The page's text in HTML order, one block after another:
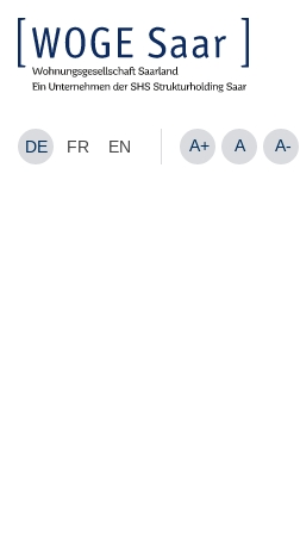
DE FR EN A+ A A-